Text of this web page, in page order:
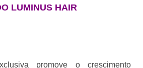
LUMINUS HAIR
promove o crescimento